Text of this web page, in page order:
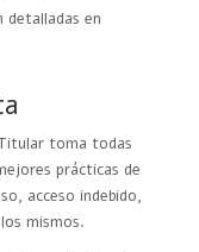
detalladas en
toma todas
prácticas de
acceso indebido,
mismos.